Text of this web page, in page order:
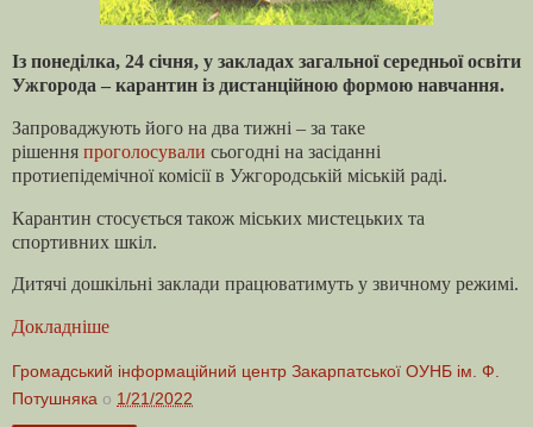
Із понеділка, 24 січня, у закладах загальної середньої освіти
Ужгорода – карантин із дистанційною формою навчання.
Запроваджують його на два тижні – за таке
рішення проголосували сьогодні на засіданні
протиепідемічної комісії в Ужгородській міській раді.
Карантин стосується також міських мистецьких та
спортивних шкіл.
Дитячі дошкільні заклади працюватимуть у звичному режимі.
Докладніше
Громадський інформаційний центр Закарпатської ОУНБ ім. Ф.
Потушняка о 1/21/2022